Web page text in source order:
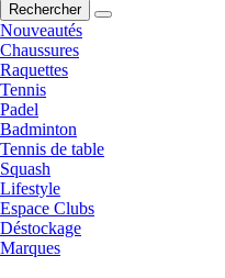
Rechercher
Nouveautés
Chaussures
Raquettes
Tennis
Padel
Badminton
Tennis de table
Squash
Lifestyle
Espace Clubs
Déstockage
Marques